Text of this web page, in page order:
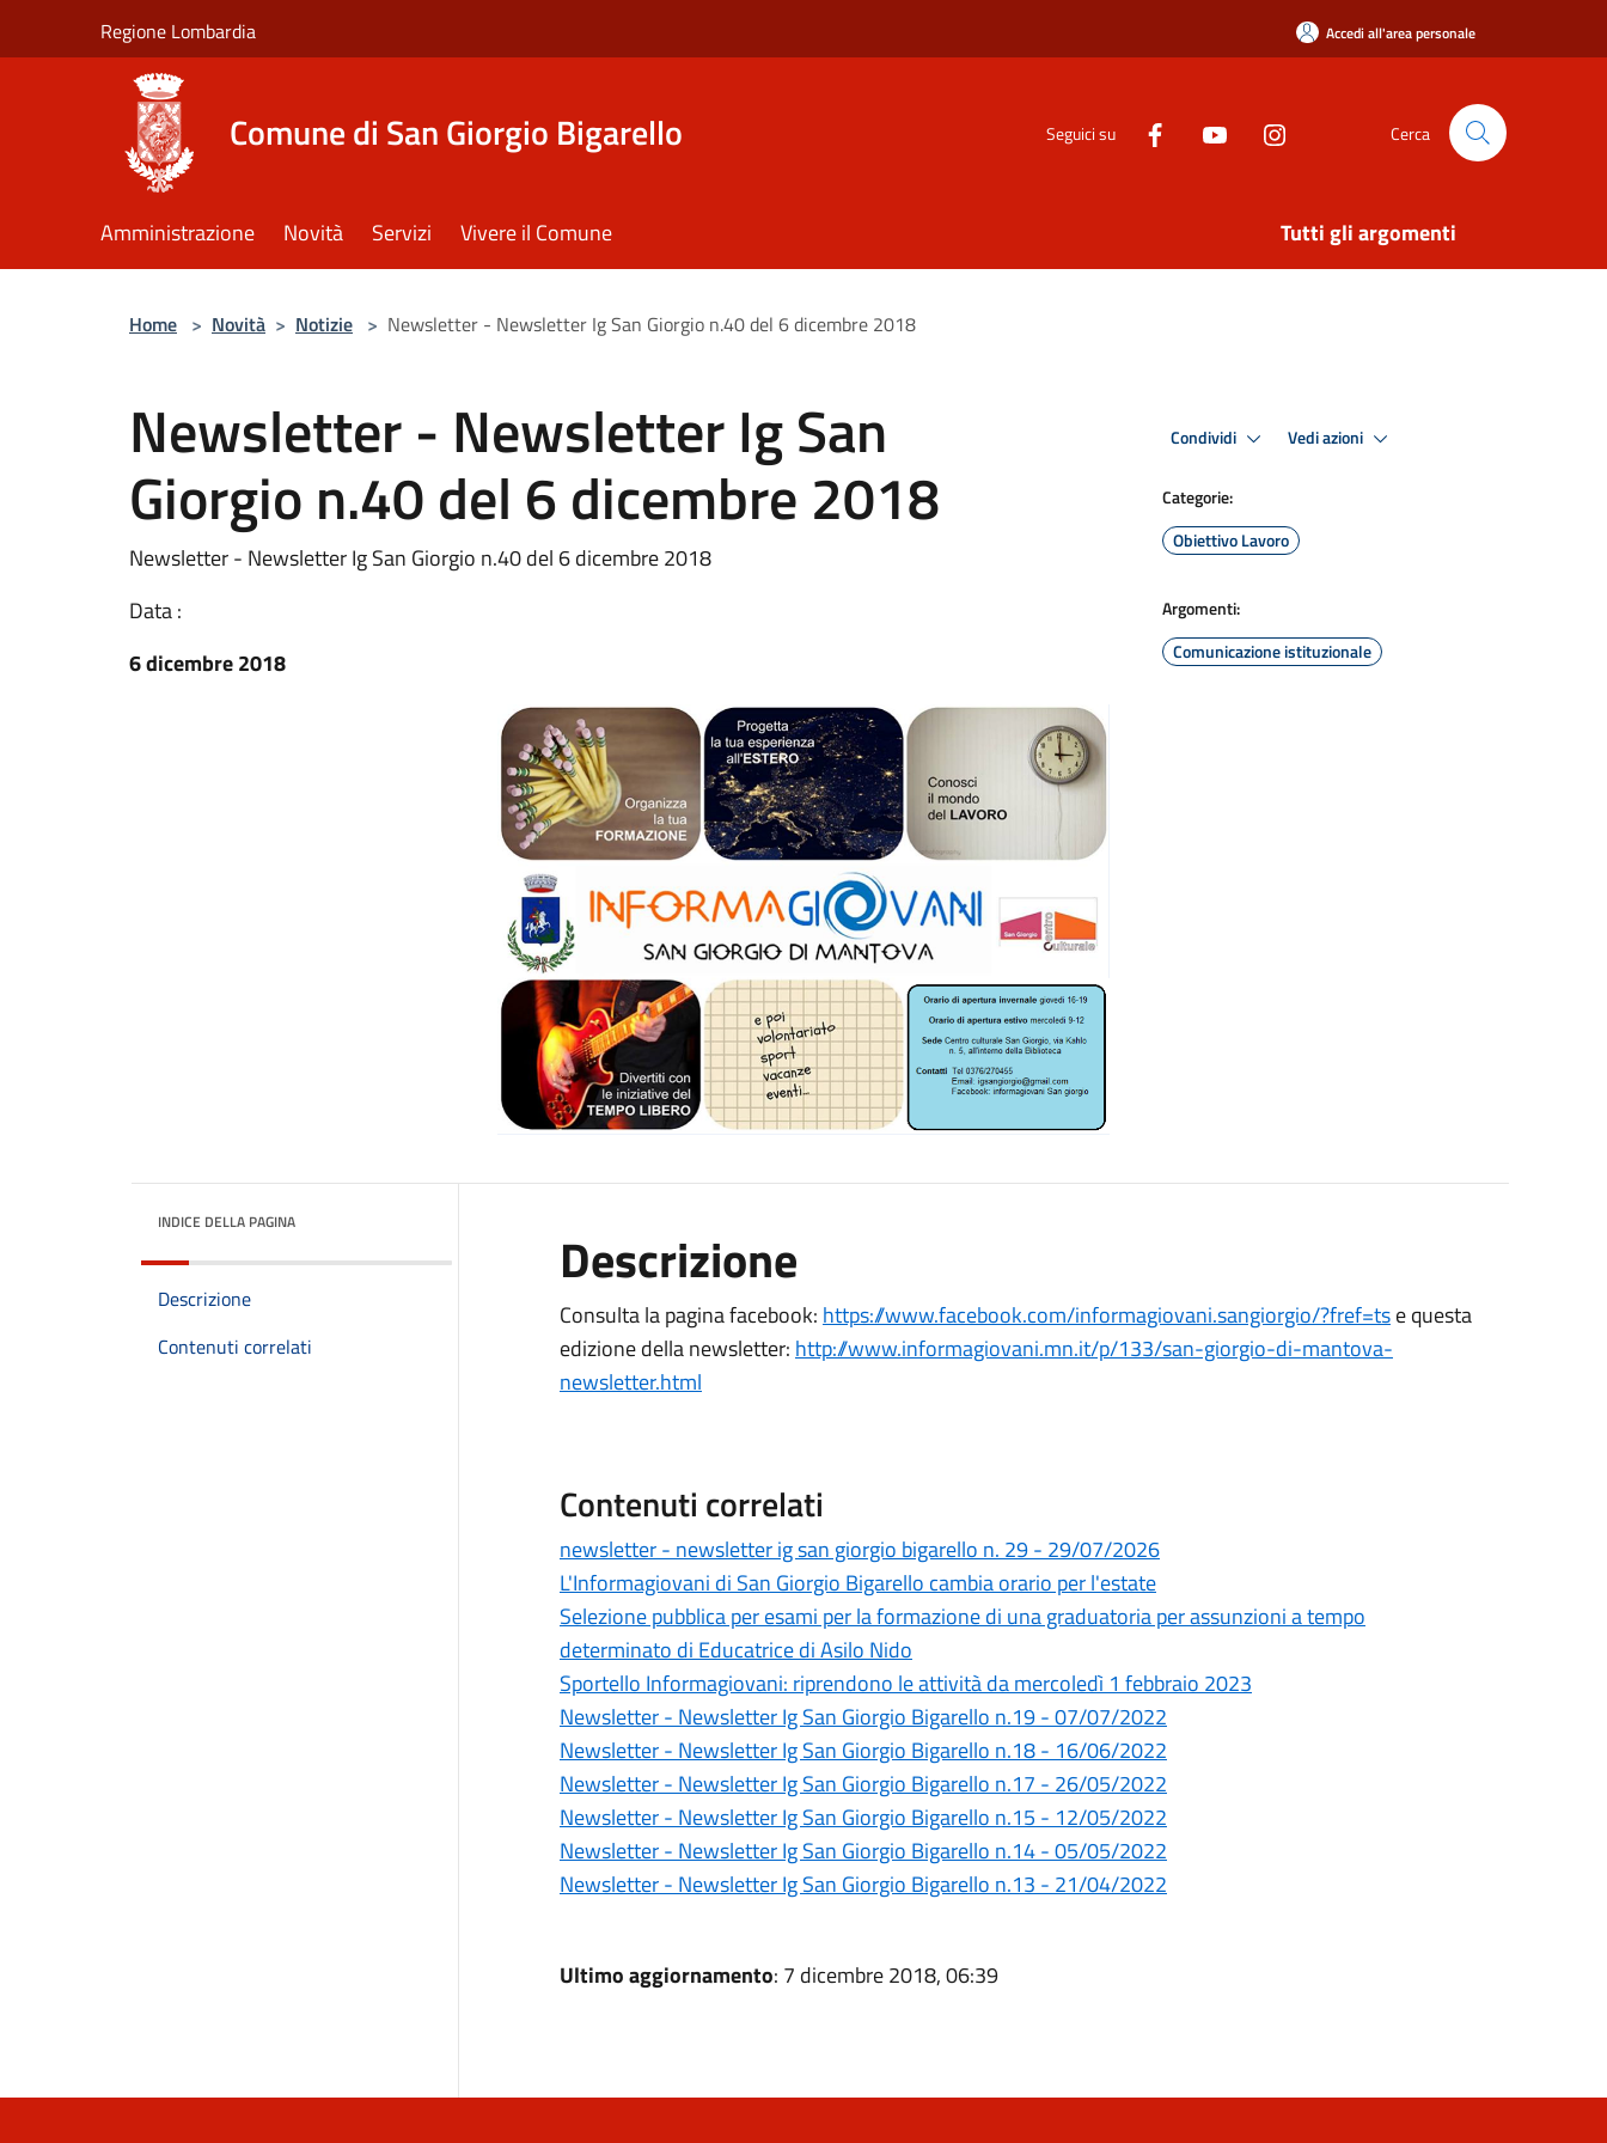
Regione Lombardia Accedi all'area personale
Comune di San Giorgio Bigarello Seguici su Cerca
Amministrazione Novità Servizi Vivere il Comune Tutti gli argomenti
Home > Novità > Notizie > Newsletter - Newsletter Ig San Giorgio n.40 del 6 dicembre 2018
Newsletter - Newsletter Ig San
Giorgio n.40 del 6 dicembre 2018
Newsletter - Newsletter Ig San Giorgio n.40 del 6 dicembre 2018
Data :
6 dicembre 2018
Condividi Vedi azioni
Categorie:
Obiettivo Lavoro
Argomenti:
Comunicazione istituzionale
INDICE DELLA PAGINA
Descrizione
Contenuti correlati
Descrizione
Consulta la pagina facebook: https://www.facebook.com/informagiovani.sangiorgio/?fref=tse questa
edizione della newsletter: http://www.informagiovani.mn.it/p/133/san-giorgio-di-mantova-
newsletter.html
Contenuti correlati
newsletter - newsletter ig san giorgio bigarello n. 29 - 29/07/2026
L'Informagiovani di San Giorgio Bigarello cambia orario per l'estate
Selezione pubblica per esami per la formazione di una graduatoria per assunzioni a tempo
determinato di Educatrice di Asilo Nido
Sportello Informagiovani: riprendono le attività da mercoledì 1 febbraio 2023
Newsletter - Newsletter Ig San Giorgio Bigarello n.19 - 07/07/2022
Newsletter - Newsletter Ig San Giorgio Bigarello n.18 - 16/06/2022
Newsletter - Newsletter Ig San Giorgio Bigarello n.17 - 26/05/2022
Newsletter - Newsletter Ig San Giorgio Bigarello n.15 - 12/05/2022
Newsletter - Newsletter Ig San Giorgio Bigarello n.14 - 05/05/2022
Newsletter - Newsletter Ig San Giorgio Bigarello n.13 - 21/04/2022
Ultimo aggiornamento: 7 dicembre 2018, 06:39